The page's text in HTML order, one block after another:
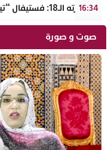
16:34
في دورته الـ18: فستيفال “تيفاوين” يسلط الضوء على زي “أدال” الأمازيغي ويكرم رائدات التطريز والتصميم بالـأطلس الصغير
صوت و صورة